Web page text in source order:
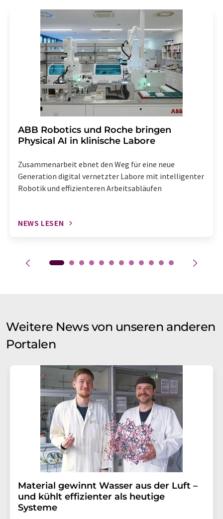
Str. 2, 12489 Berlin oder per E-Mail unter
widerruf@lumitos.commit Wirkung für die Zukunft
widerrufen. Zudem ist in jeder E-Mail ein Link zur
Abbestellung des entsprechenden Newsletters
enthalten.
​​​​​​​ABB Robotics und Roche bringen
Physical AI in klinische Labore
Zusammenarbeit ebnet den Weg für eine neue
Generation digital vernetzter Labore mit intelligenter
Robotik und effizienteren Arbeitsabläufen
NEWS LESEN
Weitere News von unseren anderen
Portalen
Material gewinnt Wasser aus der Luft –
und kühlt effizienter als heutige
Systeme